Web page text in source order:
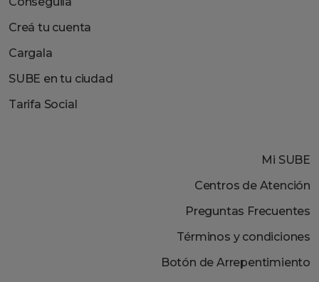
Creá tu cuenta
Cargala
SUBE en tu ciudad
Tarifa Social
Mi SUBE
Centros de Atención
Preguntas Frecuentes
Términos y condiciones
Botón de Arrepentimiento